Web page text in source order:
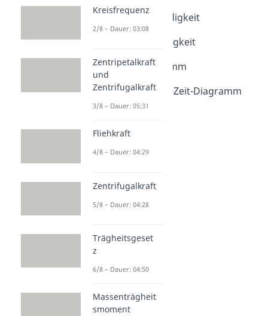
Dauer: 03:35
Winkelgeschwindigkeit
Dauer: 05:15
Schallgeschwindigkeit
Weg-Zeit-Diagramm
Dauer: 04:18
Geschwindigkeit-Zeit-Diagramm
Dauer: 03:47
Kreisfrequenz
2/8 – Dauer: 03:08
Zentripetalkraft
und
Zentrifugalkraft
3/8 – Dauer: 05:31
Fliehkraft
4/8 – Dauer: 04:29
Zentrifugalkraft
5/8 – Dauer: 04:28
Trägheitsgeset
z
6/8 – Dauer: 04:50
Massenträgheit
smoment